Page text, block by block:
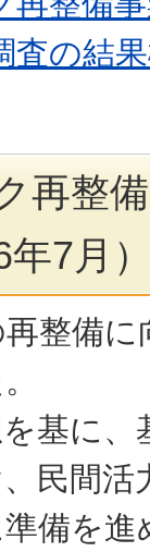
査の結
再整
年7月
整備に
基に、
民間活
備を進